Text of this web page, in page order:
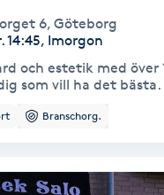
6, Göteborg
14:45, Imorgon
och estetik med över
som vill ha det bästa.
Branschorg.